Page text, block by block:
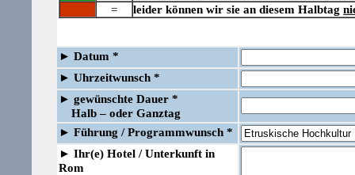
=
leider können wir sie an diesem Halbtag
► Datum *
► Uhrzeitwunsch *
► gewünschte Dauer *
Halb – oder Ganztag
► Führung /Programmwunsch *
► Ihr(e) Hotel / Unterkunft in
Rom